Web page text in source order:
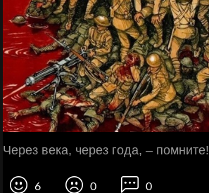
Через века, через года, – помните!
6 0 0